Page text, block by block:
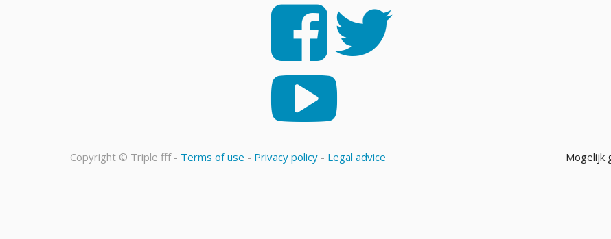
Mogelijk
Copyright © Triple fff - Terms of use - Privacy policy - Legal advice